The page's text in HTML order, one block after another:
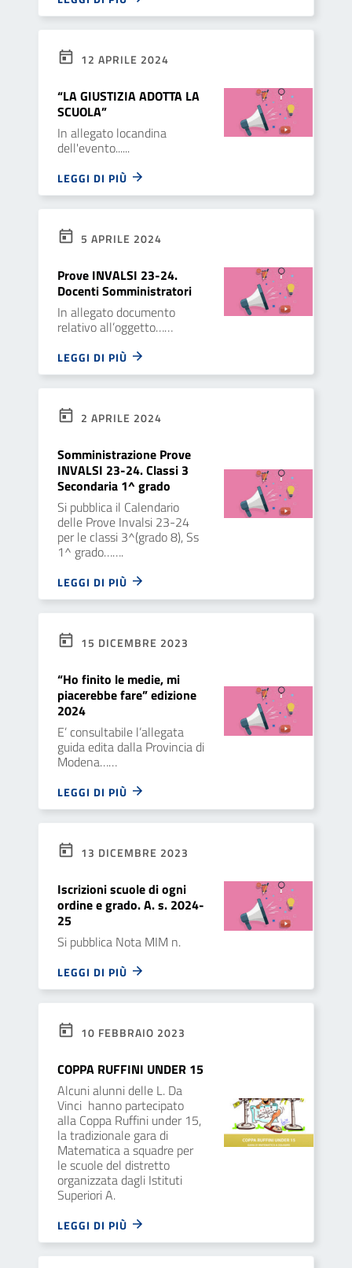
12 APRILE 2024
“LA GIUSTIZIA ADOTTA LA
SCUOLA”
In allegato locandina
dell'evento......
LEGGI DI PIÙ
5 APRILE 2024
Prove INVALSI 23-24.
Docenti Somministratori
In allegato documento
relativo all’oggetto……
LEGGI DI PIÙ
2 APRILE 2024
Somministrazione Prove
INVALSI 23-24. Classi 3
Secondaria 1^ grado
Si pubblica il Calendario
delle Prove Invalsi 23-24
per le classi 3^(grado 8), Ss
1^ grado…….
LEGGI DI PIÙ
15 DICEMBRE 2023
“Ho finito le medie, mi
piacerebbe fare” edizione
2024
E’ consultabile l’allegata
guida edita dalla Provincia di
Modena……
LEGGI DI PIÙ
13 DICEMBRE 2023
Iscrizioni scuole di ogni
ordine e grado. A. s. 2024-
25
Si pubblica Nota MIM n.
LEGGI DI PIÙ
10 FEBBRAIO 2023
COPPA RUFFINI UNDER 15
Alcuni alunni delle L. Da
Vinci hanno partecipato
alla Coppa Ruffini under 15,
la tradizionale gara di
Matematica a squadre per
le scuole del distretto
organizzata dagli Istituti
Superiori A.
LEGGI DI PIÙ